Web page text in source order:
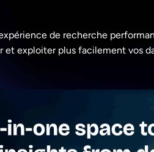
de recherche
et exploiter plus facilement vos